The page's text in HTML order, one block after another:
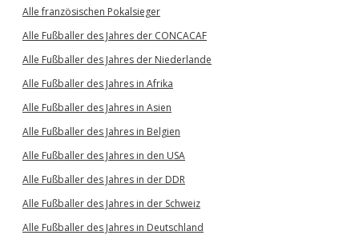
Alle französischen Pokalsieger
Alle Fußballer des Jahres der CONCACAF
Alle Fußballer des Jahres der Niederlande
Alle Fußballer des Jahres in Afrika
Alle Fußballer des Jahres in Asien
Alle Fußballer des Jahres in Belgien
Alle Fußballer des Jahres in den USA
Alle Fußballer des Jahres in der DDR
Alle Fußballer des Jahres in der Schweiz
Alle Fußballer des Jahres in Deutschland